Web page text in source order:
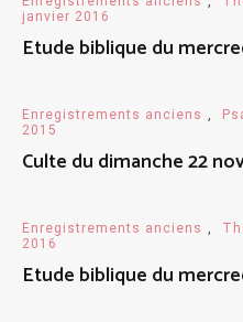
janvier 2016
Etude biblique du
Enregistrements anciens ,
2015
Culte du dimanche 22
Enregistrements anciens ,
2016
Etude biblique du